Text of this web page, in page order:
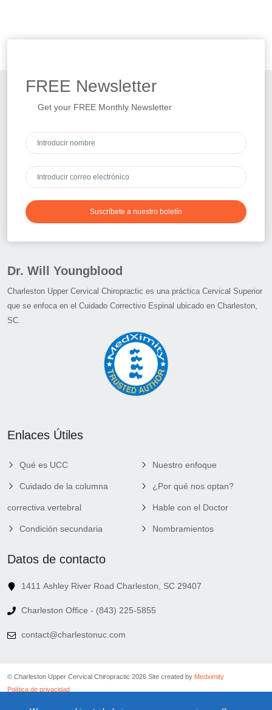
FREE Newsletter
Get your FREE Monthly Newsletter
Suscríbete a nuestro boletín
Dr. Will Youngblood
Charleston Upper Cervical Chiropractic es una práctica Cervical Superior
que se enfoca en el Cuidado Correctivo Espinal ubicado en Charleston,
SC.
Enlaces Útiles
Qué es UCC
Cuidado de la columna
correctiva vertebral
Condición secundaria
Nuestro enfoque
¿Por qué nos optan?
Hable con el Doctor
Nombramientos
Datos de contacto
1411 Ashley River Road Charleston, SC 29407
Charleston Office - (843) 225-5855
contact@charlestonuc.com
© Charleston Upper Cervical Chiropractic 2026. Site created by Medximity
Política de privacidad